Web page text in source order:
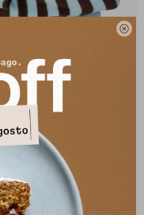

3.680 $